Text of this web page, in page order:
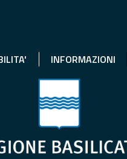
INFORMAZIONI